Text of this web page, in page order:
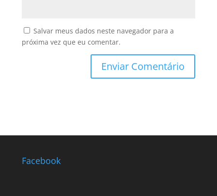
Salvar meus dados neste navegador para a
próxima vez que eu comentar.
Facebook